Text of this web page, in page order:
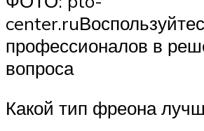
профессионалов в
вопроса
Какой тип фреона